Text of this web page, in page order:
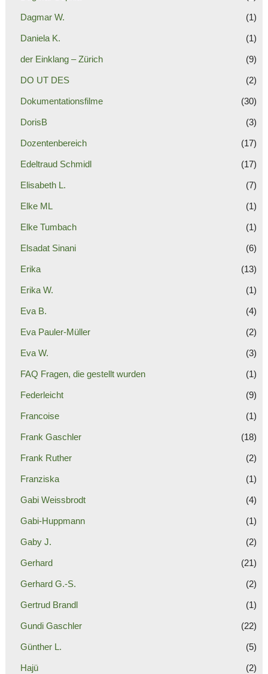
Dagmar W. (1)
Daniela K. (1)
der Einklang – Zürich (9)
DO UT DES (2)
Dokumentationsfilme (30)
DorisB (3)
Dozentenbereich (17)
Edeltraud Schmidl (17)
Elisabeth L. (7)
Elke ML (1)
Elke Tumbach (1)
Elsadat Sinani (6)
Erika (13)
Erika W. (1)
Eva B. (4)
Eva Pauler-Müller (2)
Eva W. (3)
FAQ Fragen, die gestellt wurden (1)
Federleicht (9)
Francoise (1)
Frank Gaschler (18)
Frank Ruther (2)
Franziska (1)
Gabi Weissbrodt (4)
Gabi-Huppmann (1)
Gaby J. (2)
Gerhard (21)
Gerhard G.-S. (2)
Gertrud Brandl (1)
Gundi Gaschler (22)
Günther L. (5)
Hajü (2)